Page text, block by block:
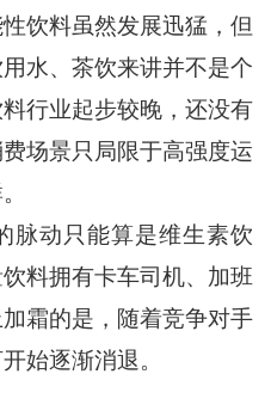
料虽然发展迅猛，但
水、茶饮来讲并不是个
行业起步较晚，还没有
场景只局限于高强度运
动只能算是维生素饮
料拥有卡车司机、加班
霜的是，随着竞争对手
始逐渐消退。